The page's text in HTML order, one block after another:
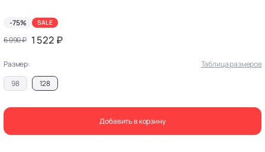
-75% SALE
6 090 ₽ 1 522 ₽
Размер:
Таблица размеров
98
128
Добавить в корзину